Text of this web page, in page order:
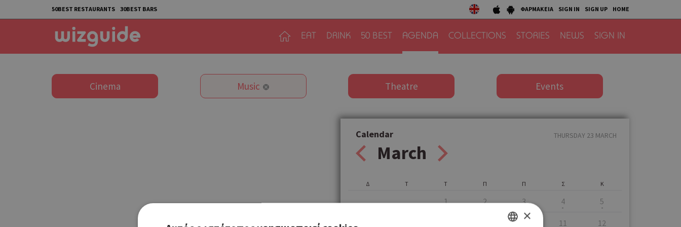
50BEST RESTAURANTS 30BEST BARS ΦΑΡΜΑΚΕΙΑ SIGN IN SIGN UP HOME
EAT DRINK 50 BEST AGENDA COLLECTIONS STORIES NEWS SIGN IN
Cinema Music Theatre Events
Calendar
March
THURSDAY 23 MARCH
Δ Τ Τ
1
Π
2
Π
3
Σ
4
Κ
5
11 12
×